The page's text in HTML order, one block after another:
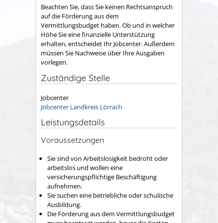
Beachten Sie, dass Sie keinen Rechtsanspruch
auf die Förderung aus dem
Vermittlungsbudget haben. Ob und in welcher
Höhe Sie eine finanzielle Unterstützung
erhalten, entscheidet Ihr Jobcenter. Außerdem
müssen Sie Nachweise über Ihre Ausgaben
vorlegen.
Zuständige Stelle
Jobcenter
Jobcenter Landkreis Lörrach
Leistungsdetails
Voraussetzungen
Sie sind von Arbeitslosigkeit bedroht oder
arbeitslos und wollen eine
versicherungspflichtige Beschäftigung
aufnehmen.
Sie suchen eine betriebliche oder schulische
Ausbildung.
Die Förderung aus dem Vermittlungsbudget